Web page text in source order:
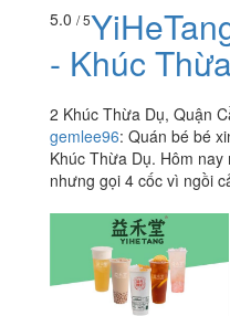
5.0 / 5
- Khúc
2 Khúc Thừa Dụ, Quận
gemlee96: Quán bé bé
Khúc Thừa Dụ. Hôm
nhưng gọi 4 cốc vì ngồi